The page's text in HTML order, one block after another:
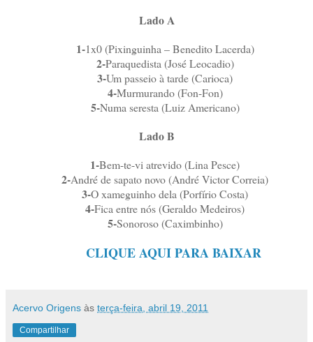
Lado A
1-1x0 (Pixinguinha – Benedito Lacerda)
2-Paraquedista (José Leocadio)
3-Um passeio à tarde (Carioca)
4-Murmurando (Fon-Fon)
5-Numa seresta (Luiz Americano)
Lado B
1-Bem-te-vi atrevido (Lina Pesce)
2-André de sapato novo (André Victor Correia)
3-O xameguinho dela (Porfírio Costa)
4-Fica entre nós (Geraldo Medeiros)
5-Sonoroso (Caximbinho)
CLIQUE AQUI PARA BAIXAR
Acervo Origens às terça-feira, abril 19, 2011
Compartilhar